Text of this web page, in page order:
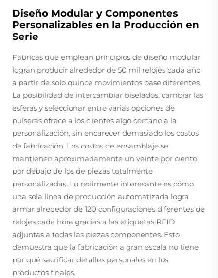
Diseño Modular y Componentes
Personalizables en la Producción en
Serie
Fábricas que emplean principios de diseño modular
logran producir alrededor de 50 mil relojes cada año
a partir de solo quince movimientos base diferentes.
La posibilidad de intercambiar biselados, cambiar las
esferas y seleccionar entre varias opciones de
pulseras ofrece a los clientes algo cercano a la
personalización, sin encarecer demasiado los costos
de fabricación. Los costos de ensamblaje se
mantienen aproximadamente un veinte por ciento
por debajo de los de piezas totalmente
personalizadas. Lo realmente interesante es cómo
una sola línea de producción automatizada logra
armar alrededor de 120 configuraciones diferentes de
relojes cada hora gracias a las etiquetas RFID
adjuntas a todas las piezas componentes. Esto
demuestra que la fabricación a gran escala no tiene
por qué sacrificar detalles personales en los
productos finales.